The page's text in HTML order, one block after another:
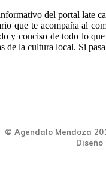
del portal late
que te acompaña al
y conciso de todo lo
de la cultura local. Si
© Agendalo Mendoza
Diseño